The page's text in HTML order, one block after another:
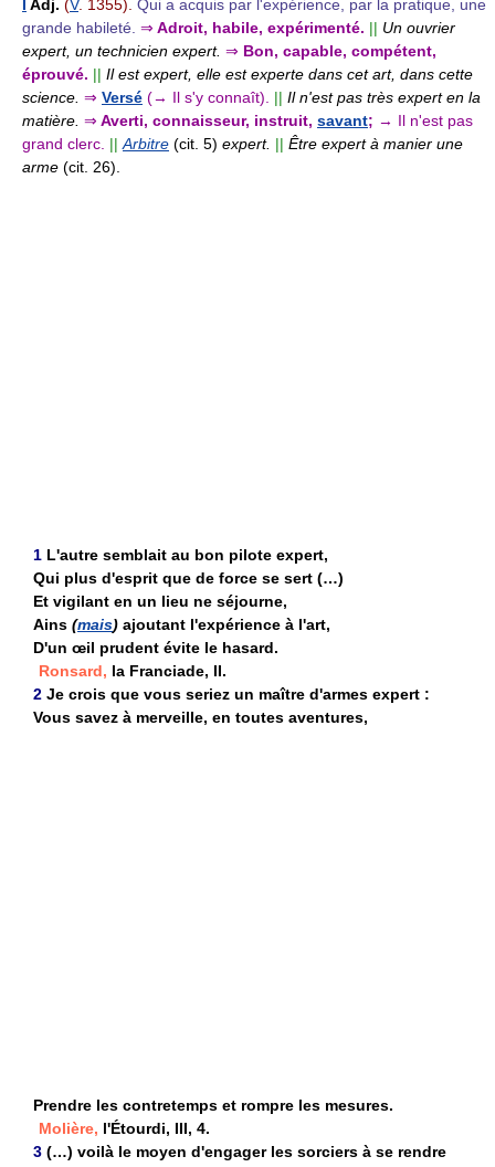
I Adj. (V. 1355). Qui a acquis par l'expérience, par la pratique, une
grande habileté. ⇒ Adroit, habile, expérimenté. || Un ouvrier
expert, un technicien expert. ⇒ Bon, capable, compétent,
éprouvé. || Il est expert, elle est experte dans cet art, dans cette
science. ⇒ Versé (→ Il s'y connaît). || Il n'est pas très expert en la
matière. ⇒ Averti, connaisseur, instruit, savant; → Il n'est pas
grand clerc. || Arbitre (cit. 5) expert. || Être expert à manier une
arme (cit. 26).
1 L'autre semblait au bon pilote expert,
Qui plus d'esprit que de force se sert (…)
Et vigilant en un lieu ne séjourne,
Ains (mais) ajoutant l'expérience à l'art,
D'un œil prudent évite le hasard.
Ronsard, la Franciade, II.
2 Je crois que vous seriez un maître d'armes expert :
Vous savez à merveille, en toutes aventures,
Prendre les contretemps et rompre les mesures.
Molière, l'Étourdi, III, 4.
3 (…) voilà le moyen d'engager les sorciers à se rendre